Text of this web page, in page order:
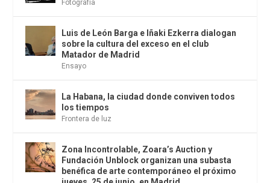
Fotografía
Luis de León Barga e Iñaki Ezkerra dialogan
sobre la cultura del exceso en el club
Matador de Madrid
Ensayo
La Habana, la ciudad donde conviven todos
los tiempos
Frontera de luz
Zona Incontrolable, Zoara’s Auction y
Fundación Unblock organizan una subasta
benéfica de arte contemporáneo el próximo